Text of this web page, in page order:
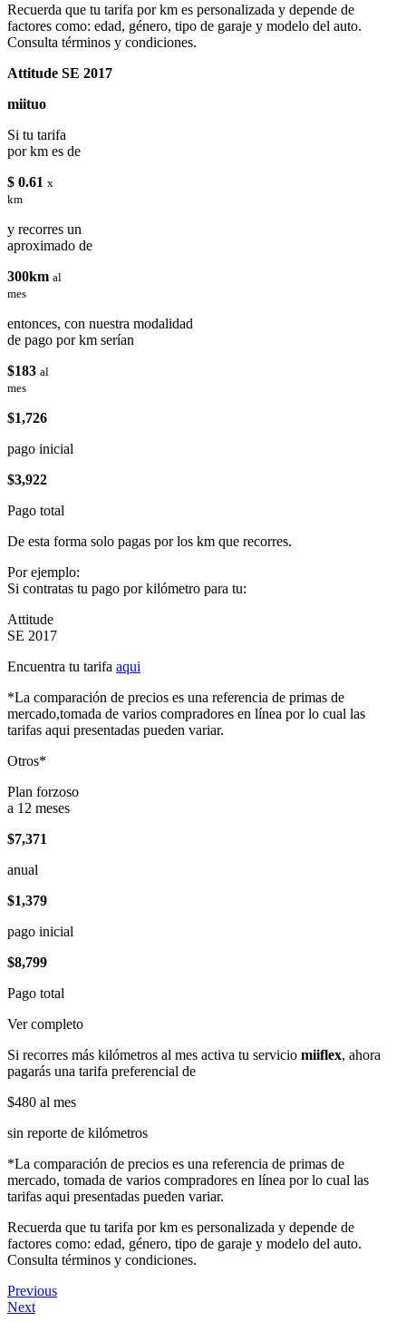
Recuerda que tu tarifa por km es personalizada y depende de
factores como: edad, género, tipo de garaje y modelo del auto.
Consulta términos y condiciones.
Attitude SE 2017
miituo
Si tu tarifa
por km es de
$ 0.61 x
km
y recorres un
aproximado de
300km al
mes
entonces, con nuestra modalidad
de pago por km serían
$183 al
mes
$1,726
pago inicial
$3,922
Pago total
De esta forma solo pagas por los km que recorres.
Por ejemplo:
Si contratas tu pago por kilómetro para tu:
Attitude
SE 2017
Encuentra tu tarifa aqui
*La comparación de precios es una referencia de primas de
mercado,tomada de varios compradores en línea por lo cual las
tarifas aqui presentadas pueden variar.
Otros*
Plan forzoso
a 12 meses
$7,371
anual
$1,379
pago inicial
$8,799
Pago total
Ver completo
Si recorres más kilómetros al mes activa tu servicio miiflex, ahora
pagarás una tarifa preferencial de
$480 al mes
sin reporte de kilómetros
*La comparación de precios es una referencia de primas de
mercado, tomada de varios compradores en línea por lo cual las
tarifas aqui presentadas pueden variar.
Recuerda que tu tarifa por km es personalizada y depende de
factores como: edad, género, tipo de garaje y modelo del auto.
Consulta términos y condiciones.
Previous
Next